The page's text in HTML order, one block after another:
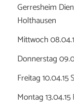
Gerresheim
Holthausen
Mittwoch
Donnerstag
Freitag
Montag